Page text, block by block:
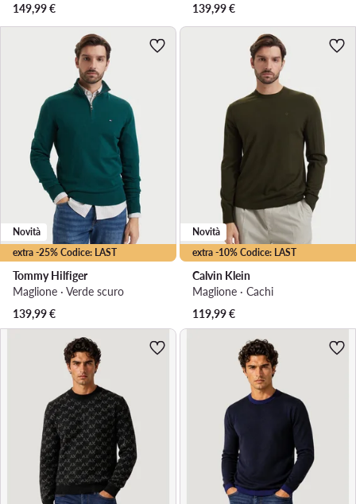
149,99€
139,99€
extra -25% Codice: LAST
Novità
Tommy Hilfiger
Maglione · Verde scuro
139,99€
extra -10% Codice: LAST
Novità
Calvin Klein
Maglione · Cachi
119,99€